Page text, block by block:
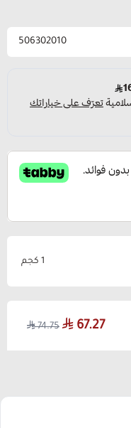
506302010
1 كجم
67.27
74.75